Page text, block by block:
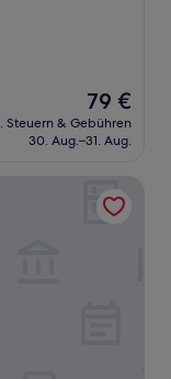
Der
Preis
beträgt
79 €
Steuern & Gebühren
30. Aug.–31. Aug.
& Suites